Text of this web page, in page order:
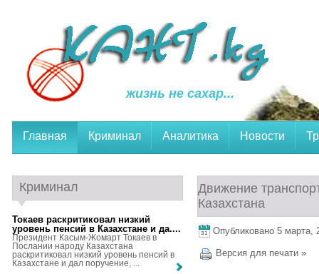
жизнь не сахар...
Главная Криминал Аналитика Новости
Движение
Казахстана
Опубликовано 5 марта,
Версия для печати »
Криминал
Токаев раскритиковал низкий
уровень пенсий в Казахстане и да....
Президент Касым-Жомарт Токаев в
Послании народу Казахстана
раскритиковал низкий уровень пенсий в
Казахстане и дал поручение, ...